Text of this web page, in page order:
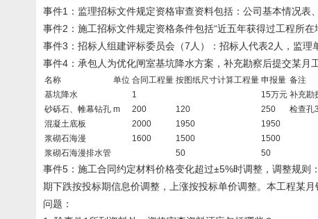
事件1：监理招标文件规定资格审查资料包括：公司基本情况表
事件2：施工招标文件规定资格条件包括“近五年获得过工程所
事件3：招标人组建评标委员会（7人）：招标人代表2人，监理
事件4：承包人为优化闸室基坑降水方案，补充勘察后提交某月
名称 单位 合同工程量 按图纸尺寸计算工程量 申报量 备注
基坑降水
1 15万元 补充勘
砂砾石、帷幕钻孔 m 200 120 250
检查孔
混凝土底板
2000 1950
1950
浆砌石海漫
1600 1500
1500
浆砌石海漫排水管
50 50
事件5：施工合同约定材料价格变化超过±5%时调整，调整规
期下跌按投标期信息价调整，上涨按投标单价调整。本工程某
问题：